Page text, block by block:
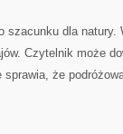
szacunku dla
Czytelnik może
że